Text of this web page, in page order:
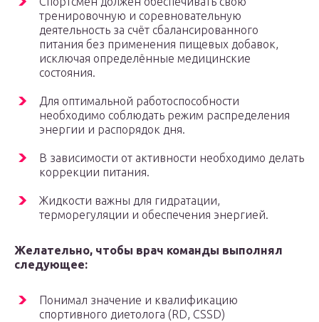
тренировочную и соревновательную
деятельность за счёт сбалансированного
питания без применения пищевых добавок,
исключая определённые медицинские
состояния.
Для оптимальной работоспособности
необходимо соблюдать режим распределения
энергии и распорядок дня.
В зависимости от активности необходимо делать
коррекции питания.
Жидкости важны для гидратации,
терморегуляции и обеспечения энергией.
Желательно, чтобы врач команды выполнял
следующее:
Понимал значение и квалификацию
спортивного диетолога (RD, CSSD)